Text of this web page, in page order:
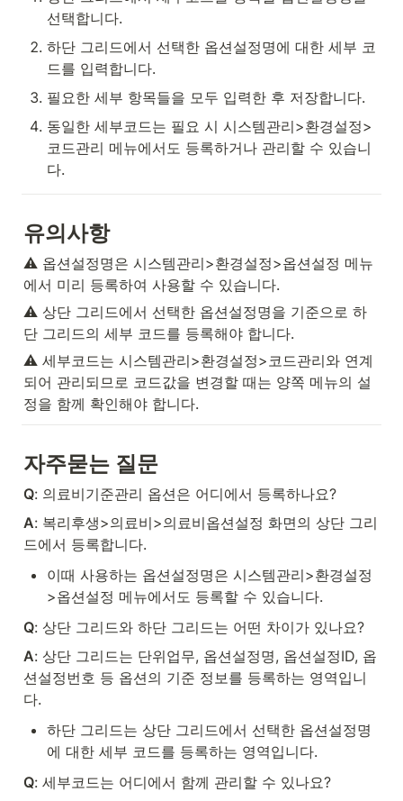
선택합니다.
하단 그리드에서 선택한 옵션설정명에 대한 세부 코
드를 입력합니다.
필요한 세부 항목들을 모두 입력한 후 저장합니다.
동일한 세부코드는 필요 시 시스템관리>환경설정>
코드관리 메뉴에서도 등록하거나 관리할 수 있습니
다.
유의사항
⚠️ 옵션설정명은 시스템관리>환경설정>옵션설정 메뉴
에서 미리 등록하여 사용할 수 있습니다.
⚠️ 상단 그리드에서 선택한 옵션설정명을 기준으로 하
단 그리드의 세부 코드를 등록해야 합니다.
⚠️ 세부코드는 시스템관리>환경설정>코드관리와 연계
되어 관리되므로 코드값을 변경할 때는 양쪽 메뉴의 설
정을 함께 확인해야 합니다.
자주묻는 질문
Q: 의료비기준관리 옵션은 어디에서 등록하나요?
A: 복리후생>의료비>의료비옵션설정 화면의 상단 그리
드에서 등록합니다.
이때 사용하는 옵션설정명은 시스템관리>환경설정
>옵션설정 메뉴에서도 등록할 수 있습니다.
Q: 상단 그리드와 하단 그리드는 어떤 차이가 있나요?
A: 상단 그리드는 단위업무, 옵션설정명, 옵션설정ID, 옵
션설정번호 등 옵션의 기준 정보를 등록하는 영역입니
다.
하단 그리드는 상단 그리드에서 선택한 옵션설정명
에 대한 세부 코드를 등록하는 영역입니다.
Q: 세부코드는 어디에서 함께 관리할 수 있나요?